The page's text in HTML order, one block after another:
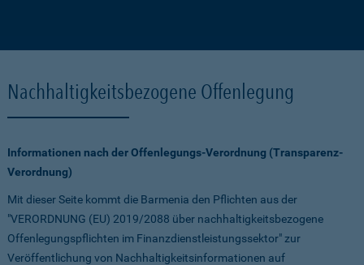
Nachhaltigkeitsbezogene Offenlegung
Informationen nach der Offenlegungs-Verordnung (Transparenz-
Verordnung)
Mit dieser Seite kommt die Barmenia den Pflichten aus der
"VERORDNUNG (EU) 2019/2088 über nachhaltigkeitsbezogene
Offenlegungspflichten im Finanzdienstleistungssektor" zur
Veröffentlichung von Nachhaltigkeitsinformationen auf